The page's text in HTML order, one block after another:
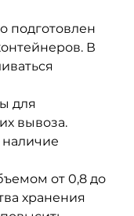
подготовлен
В
для
вывоза.
наличие
от 0,8 до
хранения